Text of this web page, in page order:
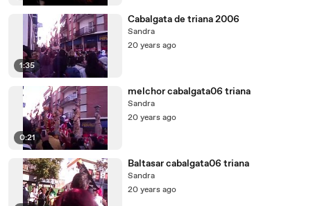
1:35
Cabalgata de triana 2006
Sandra
20 years ago
0:21
melchor cabalgata06 triana
Sandra
20 years ago
Baltasar cabalgata06 triana
Sandra
20 years ago